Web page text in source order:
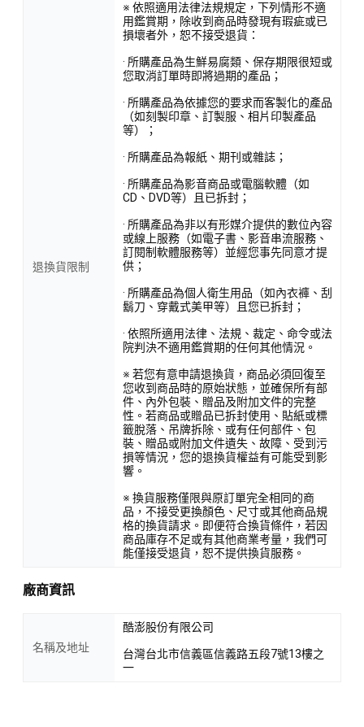
退換貨限制
※ 依照適用法律法規規定，下列情形不適
用鑑賞期，除收到商品時發現有瑕疵或已
損壞者外，恕不接受退貨：
· 所購產品為生鮮易腐類、保存期限很短或
您取消訂單時即將過期的產品；
· 所購產品為依據您的要求而客製化的產品
（如刻製印章、訂製服、相片印製產品
等）；
· 所購產品為報紙、期刊或雜誌；
· 所購產品為影音商品或電腦軟體（如
CD、DVD等）且已拆封；
· 所購產品為非以有形媒介提供的數位內容
或線上服務（如電子書、影音串流服務、
訂閱制軟體服務等）並經您事先同意才提
供；
· 所購產品為個人衛生用品（如內衣褲、刮
鬍刀、穿戴式美甲等）且您已拆封；
· 依照所適用法律、法規、裁定、命令或法
院判決不適用鑑賞期的任何其他情況。
※ 若您有意申請退換貨，商品必須回復至
您收到商品時的原始狀態，並確保所有部
件、內外包裝、贈品及附加文件的完整
性。若商品或贈品已拆封使用、貼紙或標
籤脫落、吊牌拆除、或有任何部件、包
裝、贈品或附加文件遺失、故障、受到污
損等情況，您的退換貨權益有可能受到影
響。
※ 換貨服務僅限與原訂單完全相同的商
品，不接受更換顏色、尺寸或其他商品規
格的換貨請求。即便符合換貨條件，若因
商品庫存不足或有其他商業考量，我們可
能僅接受退貨，恕不提供換貨服務。
廠商資訊
名稱及地址
酷澎股份有限公司
台灣台北市信義區信義路五段7號13樓之
一